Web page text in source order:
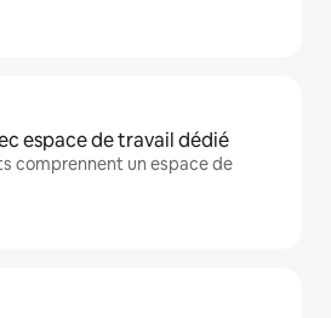
espace de travail dédié
comprennent un espace de